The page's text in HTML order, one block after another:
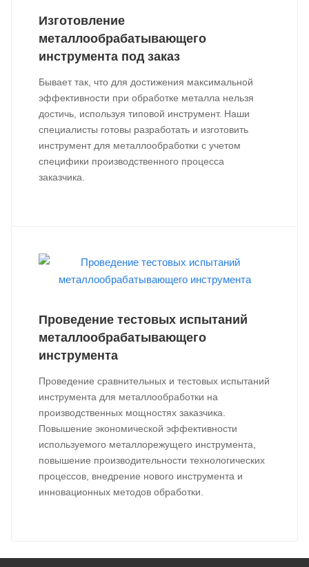
Изготовление
металлообрабатывающего
инструмента под заказ
Бывает так, что для достижения максимальной
эффективности при обработке металла нельзя
достичь, используя типовой инструмент. Наши
специалисты готовы разработать и изготовить
инструмент для металлообработки с учетом
специфики производственного процесса
заказчика.
Проведение тестовых испытаний
металлообрабатывающего
инструмента
Проведение сравнительных и тестовых испытаний
инструмента для металлообработки на
производственных мощностях заказчика.
Повышение экономической эффективности
используемого металлорежущего инструмента,
повышение производительности технологических
процессов, внедрение нового инструмента и
инновационных методов обработки.